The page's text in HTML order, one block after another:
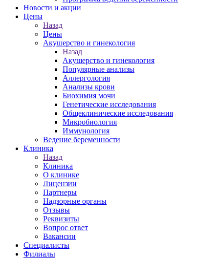
Новости и акции
Цены
Назад
Цены
Акушерство и гинекология
Назад
Акушерство и гинекология
Популярные анализы
Аллергология
Анализы крови
Биохимия мочи
Генетические исследования
Общеклинические исследования
Микробиология
Иммунология
Ведение беременности
Клиника
Назад
Клиника
О клинике
Лицензии
Партнеры
Надзорные органы
Отзывы
Реквизиты
Вопрос ответ
Вакансии
Специалисты
Филиалы